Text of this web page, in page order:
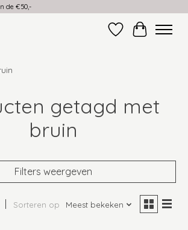
de €50,-
Verlanglijst
getagd met
bruin
Filters weergeven
Sorteren op Meest bekeken